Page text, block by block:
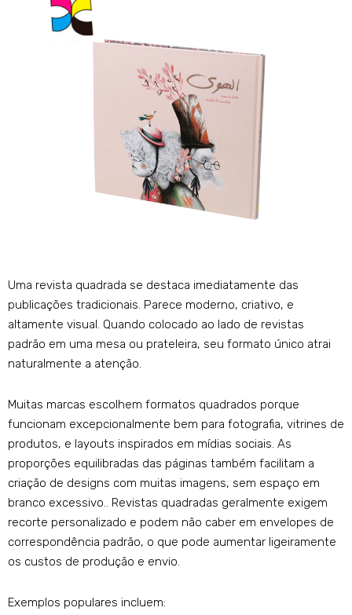
Uma revista quadrada se destaca imediatamente das
publicações tradicionais. Parece moderno, criativo, e
altamente visual. Quando colocado ao lado de revistas
padrão em uma mesa ou prateleira, seu formato único atrai
naturalmente a atenção.
Muitas marcas escolhem formatos quadrados porque
funcionam excepcionalmente bem para fotografia, vitrines de
produtos, e layouts inspirados em mídias sociais. As
proporções equilibradas das páginas também facilitam a
criação de designs com muitas imagens, sem espaço em
branco excessivo.. Revistas quadradas geralmente exigem
recorte personalizado e podem não caber em envelopes de
correspondência padrão, o que pode aumentar ligeiramente
os custos de produção e envio.
Exemplos populares incluem: